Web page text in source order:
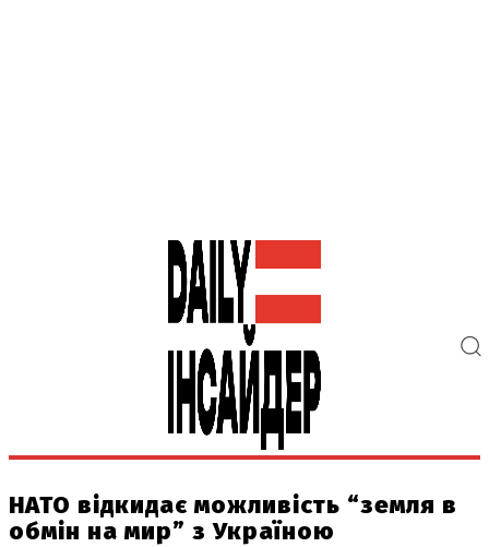
НАТО відкидає можливість “земля в
обмін на мир” з Україною